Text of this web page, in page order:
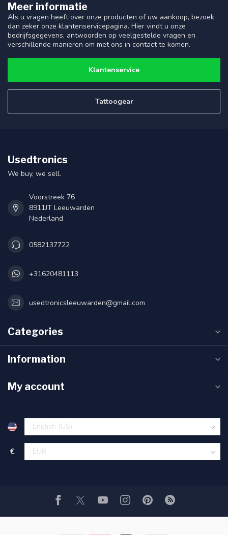
Meer informatie
Als u vragen heeft over onze producten of uw aankoop, bezoek
dan zeker onze klantenservicepagina. Hier vindt u onze
bedrijfsgegevens, antwoorden op veelgestelde vragen en
verschillende manieren om met ons in contact te komen.
Klantenservice
Tattoogear
Usedtronics
We buy, we sell.
Voorstreek 76
8911JT Leeuwarden
Nederland
0582137722
+31620481113
usedtronicsleeuwarden@gmail.com
Categories
Information
My account
€